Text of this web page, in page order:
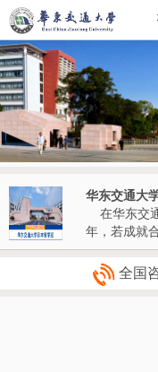
华东交通大
在华东交
年，若成就
全国